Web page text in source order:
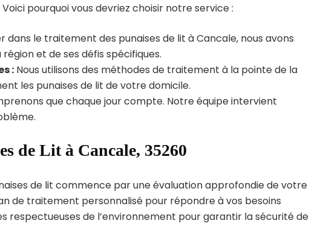
pourquoi vous devriez choisir notre service :
dans le traitement des punaises de lit à Cancale, nous avons
et de ses défis spécifiques.
: Nous utilisons des méthodes de traitement à la pointe de la
les punaises de lit de votre domicile.
que chaque jour compte. Notre équipe intervient
de Lit à Cancale, 35260
de lit commence par une évaluation approfondie de votre
de traitement personnalisé pour répondre à vos besoins
respectueuses de l’environnement pour garantir la sécurité de